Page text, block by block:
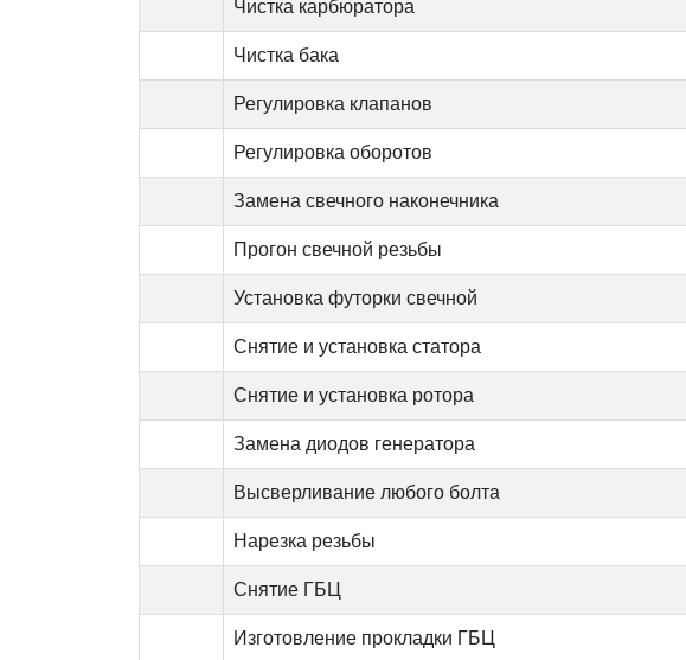
Чистка карбюратора
Чистка бака
Регулировка клапанов
Регулировка оборотов
Замена свечного наконечника
Прогон свечной резьбы
Установка футорки свечной
Снятие и установка статора
Снятие и установка ротора
Замена диодов генератора
Высверливание любого болта
Нарезка резьбы
Снятие ГБЦ
Изготовление прокладки ГБЦ